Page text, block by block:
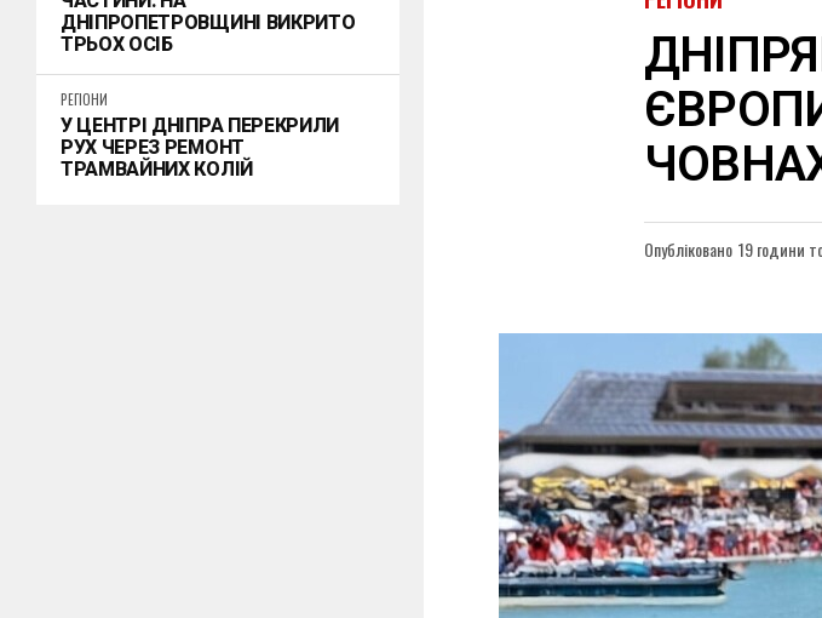
ДНІПРОПЕТРОВЩИНІ ВИКРИТО
ТРЬОХ ОСІБ
РЕГІОНИ
У ЦЕНТРІ ДНІПРА ПЕРЕКРИЛИ
РУХ ЧЕРЕЗ РЕМОНТ
ТРАМВАЙНИХ КОЛІЙ
Опубліковано 19 години